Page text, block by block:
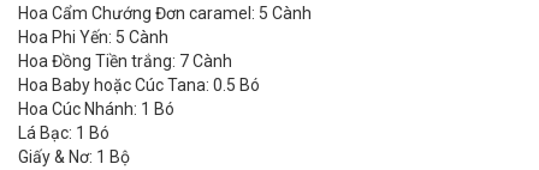
Hoa Cẩm Chướng Đơn caramel: 5 Cành
Hoa Phi Yến: 5 Cành
Hoa Đồng Tiền trắng: 7 Cành
Hoa Baby hoặc Cúc Tana: 0.5 Bó
Hoa Cúc Nhánh: 1 Bó
Lá Bạc: 1 Bó
Giấy & Nơ: 1 Bộ